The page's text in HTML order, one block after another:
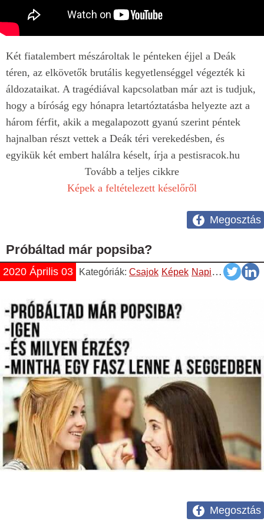
Két fiatalembert mészároltak le pénteken éjjel a Deák
téren, az elkövetők brutális kegyetlenséggel végezték ki
áldozataikat. A tragédiával kapcsolatban már azt is tudjuk,
hogy a bíróság egy hónapra letartóztatásba helyezte azt a
három férfit, akik a megalapozott gyanú szerint péntek
hajnalban részt vettek a Deák téri verekedésben, és
egyikük két embert halálra késelt, írja a pestisracok.hu
Tovább a teljes cikkre
Képek a feltételezett késelőről
Megosztás
Próbáltad már popsiba?
2020 Április 03 Kategóriák: Csajok Képek Napiszar Vicces
Megosztás